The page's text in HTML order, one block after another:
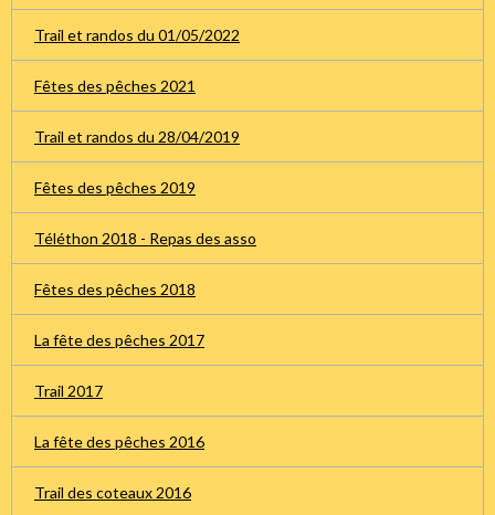
Trail et randos du 01/05/2022
Fêtes des pêches 2021
Trail et randos du 28/04/2019
Fêtes des pêches 2019
Téléthon 2018 - Repas des asso
Fêtes des pêches 2018
La fête des pêches 2017
Trail 2017
La fête des pêches 2016
Trail des coteaux 2016